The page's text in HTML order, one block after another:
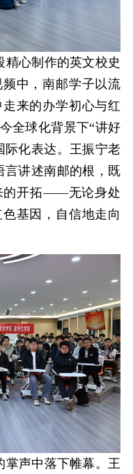
心制作的英文校史
中，南邮学子以流
来的办学初心与红
全球化背景下“讲好
际化表达。王振宁老
言讲述南邮的根，既
的开拓——无论身处
基因，自信地走向
掌声中落下帷幕。王